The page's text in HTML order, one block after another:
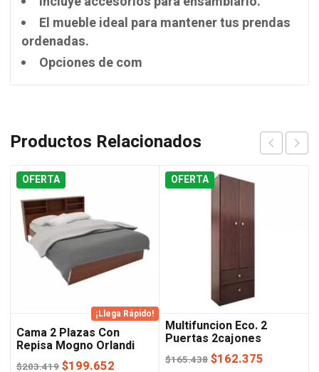
El mueble ideal para mantener tus prendas
ordenadas.
Opciones de com
Productos Relacionados
OFERTA
¡Llega Rápido!
Cama 2 Plazas Con
Repisa Mogno Orlandi
$203.419 El
$199.652
OFERTA
Multifuncion Eco. 2
Puertas 2cajones
Wengue Orlandi
$165.438El
$162.375